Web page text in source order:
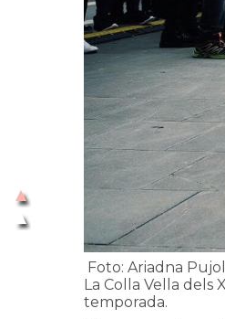
Foto: Ariadna Pujol
La Colla Vella dels
temporada.